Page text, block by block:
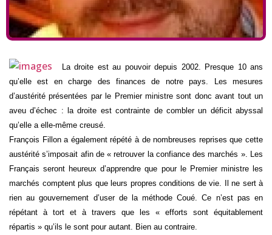
La droite est au pouvoir depuis 2002. Presque 10 ans
qu’elle est en charge des finances de notre pays. Les mesures
d’austérité présentées par le Premier ministre sont donc avant tout un
aveu d’échec : la droite est contrainte de combler un déficit abyssal
qu’elle a elle-même creusé.
François Fillon a également répété à de nombreuses reprises que cette
austérité s’imposait afin de « retrouver la confiance des marchés ». Les
Français seront heureux d’apprendre que pour le Premier ministre les
marchés comptent plus que leurs propres conditions de vie. Il ne sert à
rien au gouvernement d’user de la méthode Coué. Ce n’est pas en
répétant à tort et à travers que les « efforts sont équitablement
répartis » qu’ils le sont pour autant. Bien au contraire.